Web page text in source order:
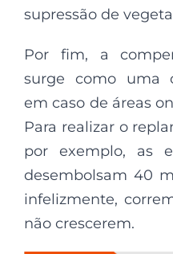
supressão de
Por fim, a
surge como uma
em caso de áreas
Para realizar o
por exemplo, as
desembolsam 40
infelizmente,
não crescerem.